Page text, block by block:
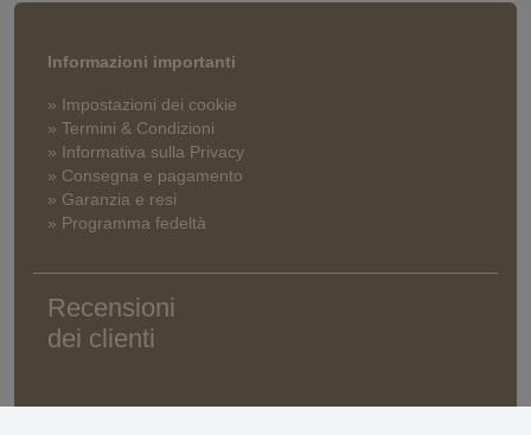
Informazioni importanti
» Impostazioni dei cookie
» Termini & Condizioni
» Informativa sulla Privacy
» Consegna e pagamento
» Garanzia e resi
» Programma fedeltà
Recensioni
dei clienti